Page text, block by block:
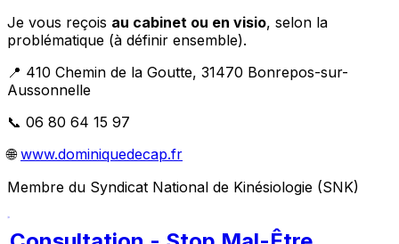
Je vous reçois au cabinet ou en visio, selon la
problématique (à définir ensemble).
📍 410 Chemin de la Goutte, 31470 Bonrepos-sur-
Aussonnelle
📞 06 80 64 15 97
🌐www.dominiquedecap.fr
Membre du Syndicat National de Kinésiologie (SNK)